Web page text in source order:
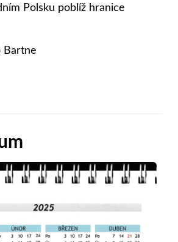
Polsku poblíž hranice
Bartne